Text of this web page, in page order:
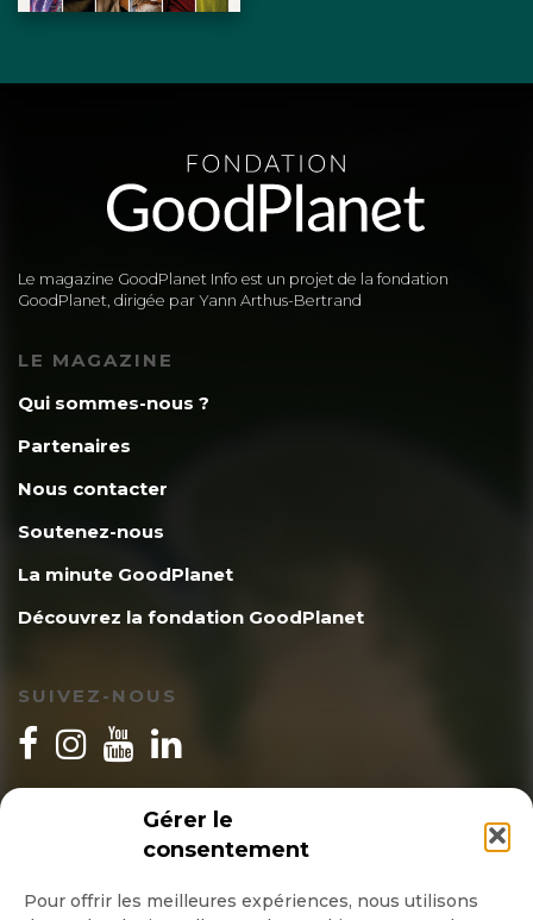
Gérer le
consentement
Pour offrir les meilleures expériences, nous utilisons
Le magazine GoodPlanet Info est un projet de la fondation
GoodPlanet, dirigée par Yann Arthus-Bertrand
LE MAGAZINE
Qui sommes-nous ?
Partenaires
Nous contacter
Soutenez-nous
La minute GoodPlanet
Découvrez la fondation GoodPlanet
SUIVEZ-NOUS
INSCRIPTION NEWSLETTER